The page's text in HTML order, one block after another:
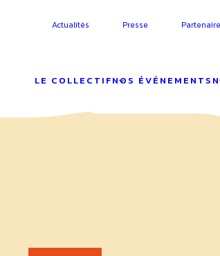
LE COLLECTIFNOS ÉVÉNEMENTS
Actualités Presse